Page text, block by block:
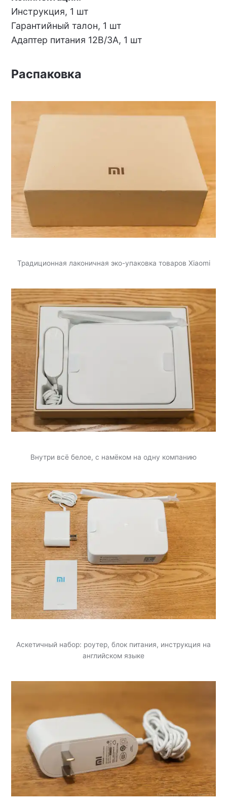
Инструкция, 1 шт
Гарантийный талон, 1 шт
Адаптер питания 12В/3А, 1 шт
Распаковка
Традиционная лаконичная эко-упаковка товаров Xiaomi
Внутри всё белое, с намёком на одну компанию
Аскетичный набор: роутер, блок питания, инструкция на
английском языке